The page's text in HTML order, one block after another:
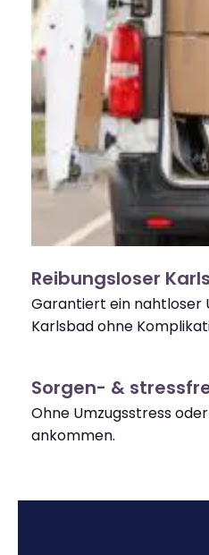
Reibungsloser
Garantiert ein nahtloser
Karlsbad ohne
Sorgen- &
Ohne Umzugsstress
ankommen.